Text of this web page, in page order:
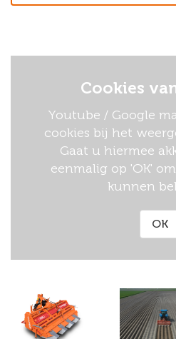
Cookies
Youtube / Google
cookies bij het
Gaat u hiermee
eenmalig op 'OK'
kunnen
OK